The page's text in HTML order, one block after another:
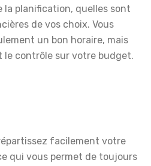
la planification, quelles sont
de vos choix. Vous
un bon horaire, mais
le contrôle sur votre budget.
facilement votre
qui vous permet de toujours